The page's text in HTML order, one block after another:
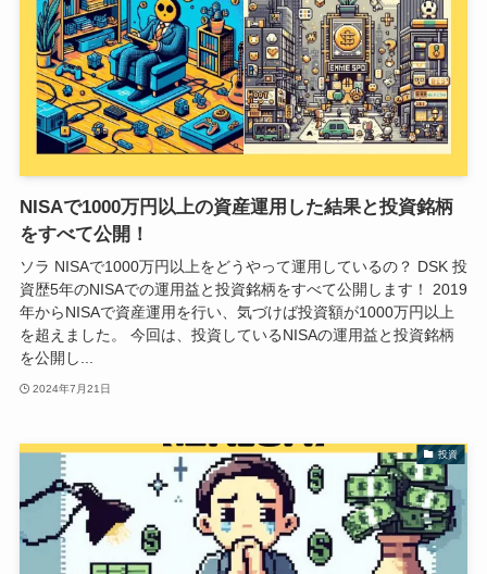
NISAで1000万円以上の資産運用した結果と投資銘柄
をすべて公開！
ソラ NISAで1000万円以上をどうやって運用しているの？ DSK 投
資歴5年のNISAでの運用益と投資銘柄をすべて公開します！ 2019
年からNISAで資産運用を行い、気づけば投資額が1000万円以上
を超えました。 今回は、投資しているNISAの運用益と投資銘柄
を公開し...
2024年7月21日
投資